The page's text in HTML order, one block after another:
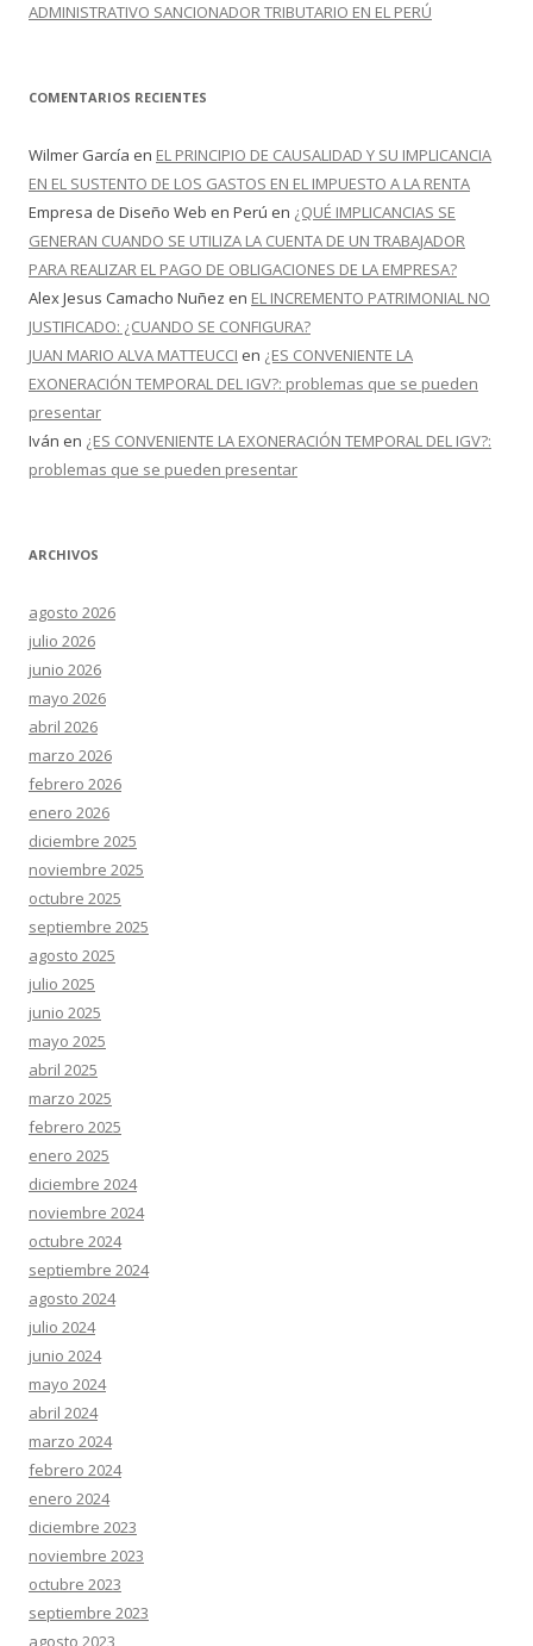
ADMINISTRATIVO SANCIONADOR TRIBUTARIO EN EL PERÚ
COMENTARIOS RECIENTES
Wilmer García en EL PRINCIPIO DE CAUSALIDAD Y SU IMPLICANCIA
EN EL SUSTENTO DE LOS GASTOS EN EL IMPUESTO A LA RENTA
Empresa de Diseño Web en Perú en ¿QUÉ IMPLICANCIAS SE
GENERAN CUANDO SE UTILIZA LA CUENTA DE UN TRABAJADOR
PARA REALIZAR EL PAGO DE OBLIGACIONES DE LA EMPRESA?
Alex Jesus Camacho Nuñez en EL INCREMENTO PATRIMONIAL NO
JUSTIFICADO: ¿CUANDO SE CONFIGURA?
JUAN MARIO ALVA MATTEUCCI en ¿ES CONVENIENTE LA
EXONERACIÓN TEMPORAL DEL IGV?: problemas que se pueden
presentar
Iván en ¿ES CONVENIENTE LA EXONERACIÓN TEMPORAL DEL IGV?:
problemas que se pueden presentar
ARCHIVOS
agosto 2026
julio 2026
junio 2026
mayo 2026
abril 2026
marzo 2026
febrero 2026
enero 2026
diciembre 2025
noviembre 2025
octubre 2025
septiembre 2025
agosto 2025
julio 2025
junio 2025
mayo 2025
abril 2025
marzo 2025
febrero 2025
enero 2025
diciembre 2024
noviembre 2024
octubre 2024
septiembre 2024
agosto 2024
julio 2024
junio 2024
mayo 2024
abril 2024
marzo 2024
febrero 2024
enero 2024
diciembre 2023
noviembre 2023
octubre 2023
septiembre 2023
agosto 2023